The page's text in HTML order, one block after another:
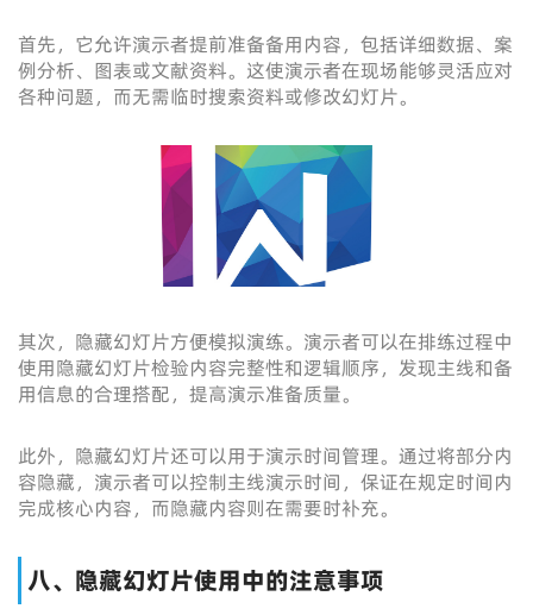
首先，它允许演示者提前准备备用内容，包括详细数据、案
例分析、图表或文献资料。这使演示者在现场能够灵活应对
各种问题，而无需临时搜索资料或修改幻灯片。
其次，隐藏幻灯片方便模拟演练。演示者可以在排练过程中
使用隐藏幻灯片检验内容完整性和逻辑顺序，发现主线和备
用信息的合理搭配，提高演示准备质量。
此外，隐藏幻灯片还可以用于演示时间管理。通过将部分内
容隐藏，演示者可以控制主线演示时间，保证在规定时间内
完成核心内容，而隐藏内容则在需要时补充。
八、隐藏幻灯片使用中的注意事项